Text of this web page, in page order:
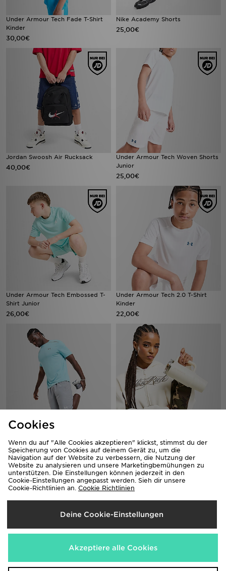
Under Armour Tech Fade T-Shirt
Kinder
30,00€
Nike Academy Shorts
25,00€
Jordan Swoosh Air Rucksack
40,00€
Under Armour Tech Woven Shorts
Junior
25,00€
Under Armour Tech Embossed T-
Shirt Junior
26,00€
Under Armour Tech 2.0 T-Shirt
Kinder
22,00€
Shorts 2.0
33,00€
Straw 0.89L Tumbler
55,00€
Cookies
Wenn du auf "Alle Cookies akzeptieren" klickst, stimmst du der
Speicherung von Cookies auf deinem Gerät zu, um die
Navigation auf der Website zu verbessern, die Nutzung der
Website zu analysieren und unsere Marketingbemühungen zu
unterstützen. Die Einstellungen können jederzeit in den
Cookie-Einstellungen angepasst werden. Sieh dir unsere
Cookie-Richtlinien an. Cookie Richtlinien
Deine Cookie-Einstellungen
Akzeptiere alle Cookies